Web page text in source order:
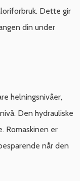
Dette gir
din under
helningsnivåer,
Den hydrauliske
Romaskinen er
når den